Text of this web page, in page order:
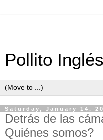
Pollito Inglés
Saturday, January 14,
Detrás de las
Quiénes somos?